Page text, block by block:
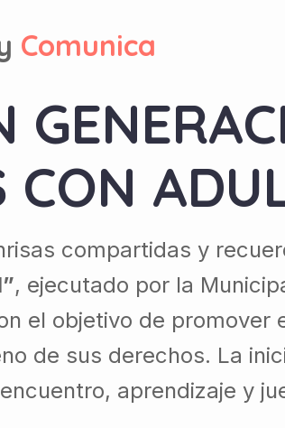
Comunica
CON
compartidas y
, ejecutado por la
el objetivo de
de sus derechos. La
aprendizaje y